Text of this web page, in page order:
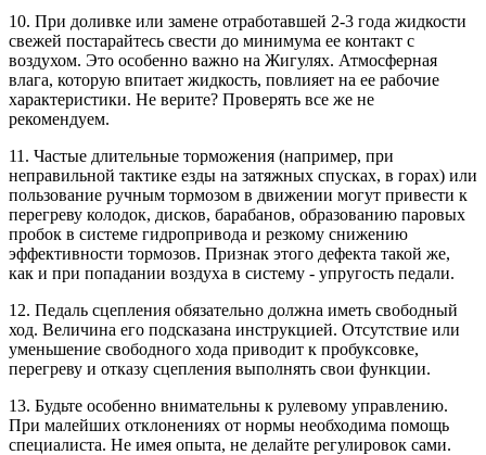
10. При доливке или замене отработавшей 2-3 года жидкости
свежей постарайтесь свести до минимума ее контакт с
воздухом. Это особенно важно на Жигулях. Атмосферная
влага, которую впитает жидкость, повлияет на ее рабочие
характеристики. Не верите? Проверять все же не
рекомендуем.
11. Частые длительные торможения (например, при
неправильной тактике езды на затяжных спусках, в горах) или
пользование ручным тормозом в движении могут привести к
перегреву колодок, дисков, барабанов, образованию паровых
пробок в системе гидропривода и резкому снижению
эффективности тормозов. Признак этого дефекта такой же,
как и при попадании воздуха в систему - упругость педали.
12. Педаль сцепления обязательно должна иметь свободный
ход. Величина его подсказана инструкцией. Отсутствие или
уменьшение свободного хода приводит к пробуксовке,
перегреву и отказу сцепления выполнять свои функции.
13. Будьте особенно внимательны к рулевому управлению.
При малейших отклонениях от нормы необходима помощь
специалиста. Не имея опыта, не делайте регулировок сами.